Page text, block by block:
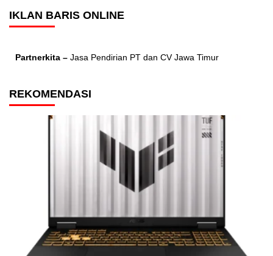
IKLAN BARIS ONLINE
Partnerkita – Jasa Pendirian PT dan CV Jawa Timur
REKOMENDASI